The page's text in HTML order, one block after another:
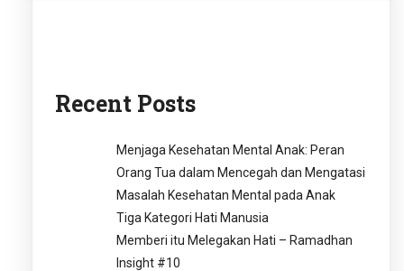
Recent Posts
Menjaga Kesehatan Mental Anak: Peran
Orang Tua dalam Mencegah dan Mengatasi
Masalah Kesehatan Mental pada Anak
Tiga Kategori Hati Manusia
Memberi itu Melegakan Hati – Ramadhan
Insight #10